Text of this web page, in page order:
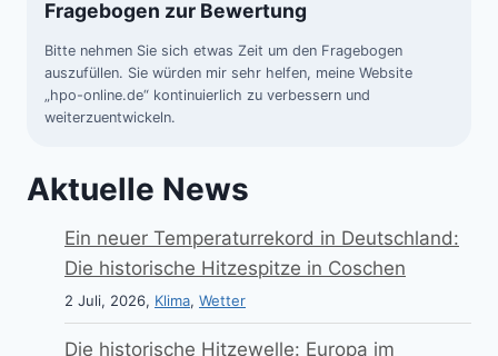
Fragebogen zur Bewertung
Bitte nehmen Sie sich etwas Zeit um den Fragebogen
auszufüllen. Sie würden mir sehr helfen, meine Website
„hpo-online.de“ kontinuierlich zu verbessern und
weiterzuentwickeln.
Aktuelle News
Ein neuer Temperaturrekord in Deutschland:
Die historische Hitzespitze in Coschen
2 Juli, 2026, Klima, Wetter
Die historische Hitzewelle: Europa im